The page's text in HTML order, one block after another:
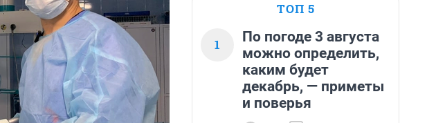
ТОП 5
1
По погоде 3 августа
можно определить,
каким будет
декабрь, — приметы
и поверья